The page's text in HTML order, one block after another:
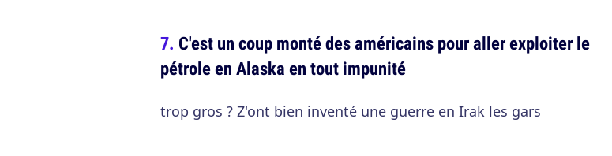
C'est un coup monté des américains pour aller exploiter le
pétrole en Alaska en tout impunité
trop gros ? Z'ont bien inventé une guerre en Irak les gars